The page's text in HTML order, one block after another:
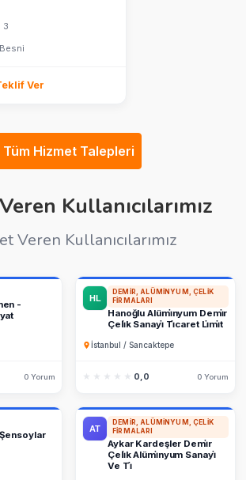
3
Ver
Tüm Hizmet Talepleri
Kullanıcılarımız
Veren Kullanıcılarımız
-
0 Yorum
DEMIR, ALÜMINYUM, ÇELIK
FIRMALARI
Hanoğlu Alümi̇nyum Demi̇r
Çeli̇k Sanayi̇ Ti̇caret Li̇mi̇t
İstanbul / Sancaktepe
★★★★★
★★★★★ 0,0 0 Yorum
DEMIR, ALÜMINYUM, ÇELIK
FIRMALARI
Aykar Kardeşler Demi̇r
Çeli̇k Alümi̇nyum Sanayi̇
Ve Ti̇